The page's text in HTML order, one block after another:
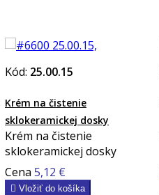
Kód: 25.00.15
Krém na čistenie
sklokeramickej dosky
Krém na čistenie
sklokeramickej dosky
Cena 5,12 €
 Vložiť do košíka